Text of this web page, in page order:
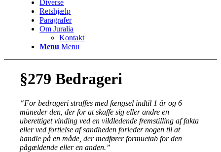
Diverse
Retshjælp
Paragrafer
Om Juralia
Kontakt
Menu Menu
§279 Bedrageri
“For bedrageri straffes med fængsel indtil 1 år og 6
måneder den, der for at skaffe sig eller andre en
uberettiget vinding ved en vildledende fremstilling af fakta
eller ved fortielse af sandheden forleder nogen til at
handle på en måde, der medfører formuetab for den
pågældende eller en anden.”